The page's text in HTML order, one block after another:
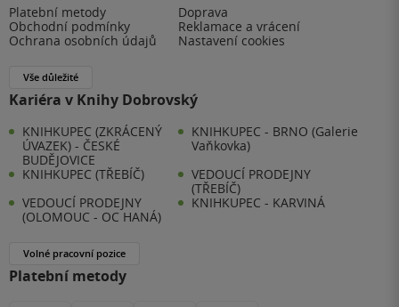
Platební metody
Doprava
Obchodní podmínky
Reklamace a vrácení
Ochrana osobních údajů
Nastavení cookies
Vše důležité
Kariéra v Knihy Dobrovský
KNIHKUPEC (ZKRÁCENÝ
ÚVAZEK) - ČESKÉ
BUDĚJOVICE
KNIHKUPEC - BRNO (Galerie
Vaňkovka)
KNIHKUPEC (TŘEBÍČ)
VEDOUCÍ PRODEJNY
(TŘEBÍČ)
VEDOUCÍ PRODEJNY
(OLOMOUC - OC HANÁ)
KNIHKUPEC - KARVINÁ
Volné pracovní pozice
Platební metody